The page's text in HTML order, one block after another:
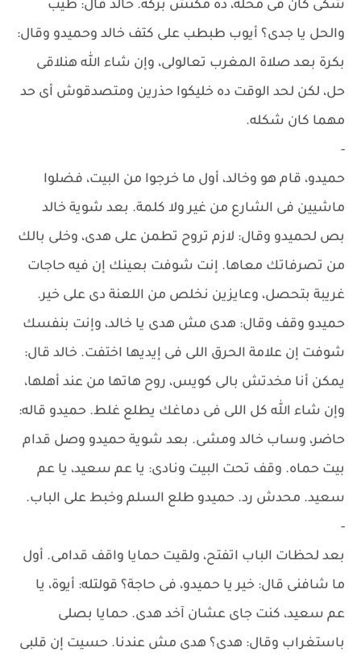
شكى كان فى محله، ده مكنش بركة. خالد قال: طيب
والحل يا جدى؟ أيوب طبطب على كتف خالد وحميدو وقال:
بكرة بعد صلاة المغرب تعالولى، وإن شاء الله هنلاقى
حل، لكن لحد الوقت ده خليكوا حذرين ومتصدقوش أى حد
مهما كان شكله.
-
حميدو، قام هو وخالد، أول ما خرجوا من البيت، فضلوا
ماشيين فى الشارع من غير ولا كلمة. بعد شوية خالد
بص لحميدو وقال: لازم تروح تطمن على هدى، وخلى بالك
من تصرفاتك معاها. إنت شوفت بعينك إن فيه حاجات
غريبة بتحصل، وعايزين نخلص من اللعنة دى على خير.
حميدو وقف وقال: هدى مش هدى يا خالد، وإنت بنفسك
شوفت إن علامة الحرق اللى فى إيديها اختفت. خالد قال:
يمكن أنا مخدتش بالى كويس، روح هاتها من عند أهلها،
وإن شاء الله كل اللى فى دماغك يطلع غلط. حميدو قاله:
حاضر، وساب خالد ومشى. بعد شوية حميدو وصل قدام
بيت حماه. وقف تحت البيت ونادى: يا عم سعيد، يا عم
سعيد. محدش رد. حميدو طلع السلم وخبط على الباب.
-
بعد لحظات الباب اتفتح، ولقيت حمايا واقف قدامى. أول
ما شافنى قال: خير يا حميدو، فى حاجة؟ قولتله: أيوة، يا
عم سعيد، كنت جاى عشان آخد هدى. حمايا بصلى
باستغراب وقال: هدى؟ هدى مش عندنا. حسيت إن قلبى